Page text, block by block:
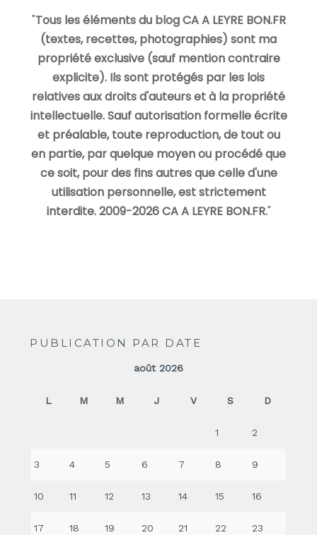
"Tous les éléments du blog CA A LEYRE BON.FR
(textes, recettes, photographies) sont ma
propriété exclusive (sauf mention contraire
explicite). Ils sont protégés par les lois
relatives aux droits d'auteurs et à la propriété
intellectuelle. Sauf autorisation formelle écrite
et préalable, toute reproduction, de tout ou
en partie, par quelque moyen ou procédé que
ce soit, pour des fins autres que celle d'une
utilisation personnelle, est strictement
interdite. 2009-2026 CA A LEYRE BON.FR."
PUBLICATION PAR DATE
août 2026
L M M J V S D
1 2
3 4 5 6 7 8 9
10 11 12 13 14 15 16
17 18 19 20 21 22 23